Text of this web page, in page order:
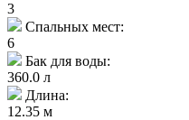
3
Спальных мест:
6
Бак для воды:
360.0 л
Длина:
12.35 м